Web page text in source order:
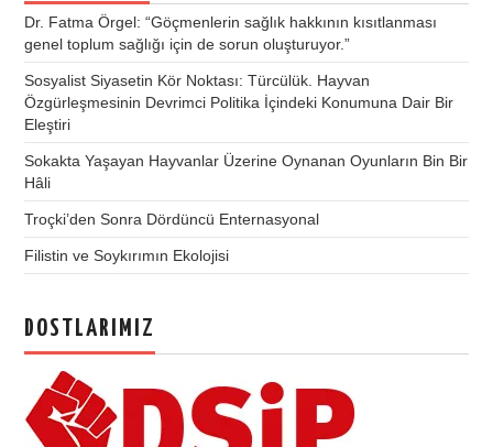
Dr. Fatma Örgel: “Göçmenlerin sağlık hakkının kısıtlanması
genel toplum sağlığı için de sorun oluşturuyor.”
Sosyalist Siyasetin Kör Noktası: Türcülük. Hayvan
Özgürleşmesinin Devrimci Politika İçindeki Konumuna Dair Bir
Eleştiri
Sokakta Yaşayan Hayvanlar Üzerine Oynanan Oyunların Bin Bir
Hâli
Troçki’den Sonra Dördüncü Enternasyonal
Filistin ve Soykırımın Ekolojisi
DOSTLARIMIZ